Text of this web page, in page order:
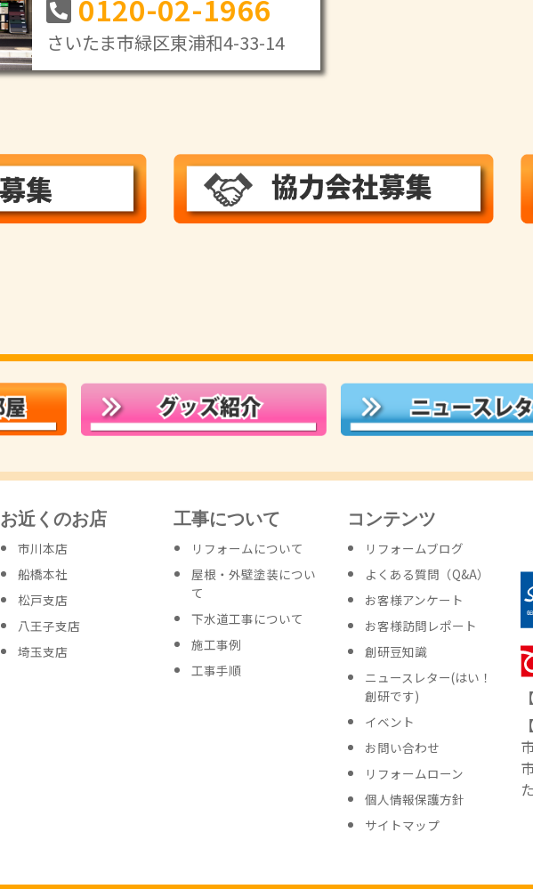
0120-02-1966
さいたま市緑区東浦和4-33-14
お近くのお店
市川本店
船橋本社
松戸支店
八王子支店
埼玉支店
工事について
リフォームについて
屋根・外壁塗装につい
て
下水道工事について
施工事例
工事手順
コンテンツ
リフォームブログ
よくある質問（Q&A）
お客様アンケート
お客様訪問レポート
創研豆知識
ニュースレター(はい！
創研です)
イベント
お問い合わせ
リフォームローン
個人情報保護方針
サイトマップ